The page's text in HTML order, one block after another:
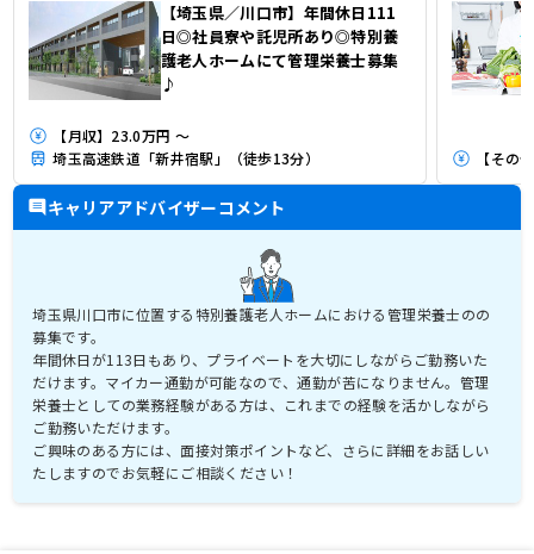
【埼玉県／川口市】年間休日111
日◎社員寮や託児所あり◎特別養
護老人ホームにて管理栄養士募集
♪
【月収】23.0万円 ～
埼玉高速鉄道「新井宿駅」（徒歩13分）
【その
キャリアアドバイザーコメント
埼玉県川口市に位置する特別養護老人ホームにおける管理栄養士のの
募集です。
年間休日が113日もあり、プライベートを大切にしながらご勤務いた
だけます。マイカー通勤が可能なので、通勤が苦になりません。管理
栄養士としての業務経験がある方は、これまでの経験を活かしながら
ご勤務いただけます。
ご興味のある方には、面接対策ポイントなど、さらに詳細をお話しい
たしますのでお気軽にご相談ください！